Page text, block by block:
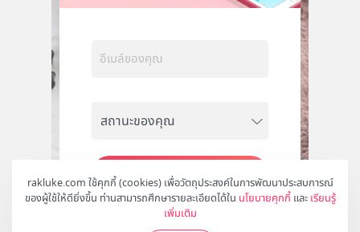
rakluke.com ใช้คุกกี้ (cookies) เพื่อวัตถุประสงค์ในการพัฒนาประสบการณ์
ของผู้ใช้ให้ดียิ่งขึ้น ท่านสามารถศึกษารายละเอียดได้ใน นโยบายคุกกี้ และ เรียนรู้
เพิ่มเติม
สมัคร